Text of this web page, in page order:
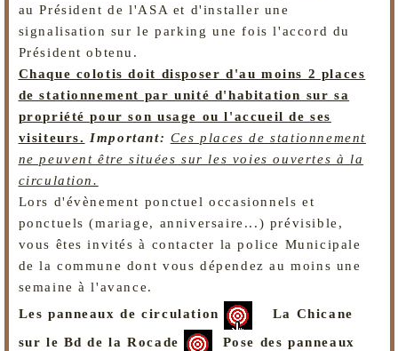
au Président de l'ASA et d'installer une
signalisation sur le parking une fois l'accord du
Président obtenu.
Chaque colotis doit disposer d'au moins 2 places
de stationnement par unité d'habitation sur sa
propriété pour son usage ou l'accueil de ses
visiteurs. Important: Ces places de stationnement
ne peuvent être situées sur les voies ouvertes à la
circulation.
Lors d'évènement ponctuel occasionnels et
ponctuels (mariage, anniversaire...) prévisible,
vous êtes invités à contacter la police Municipale
de la commune dont vous dépendez au moins une
semaine à l'avance.
Les panneaux de circulation
La Chicane
sur le Bd de la Rocade
Pose des panneaux